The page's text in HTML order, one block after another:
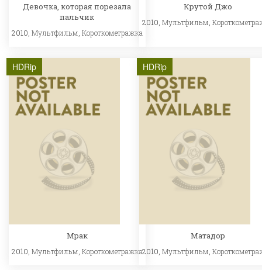
Девочка, которая порезала
пальчик
2010, Мультфильм Короткометражка
Крутой Джо
2010,Мультфильм ,
HDRip
Мрак
2010, Мультфильм, Короткометражка
HDRip
Матадор
2010,Мультфильм,